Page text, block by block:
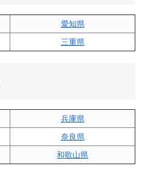
愛知県
三重県
兵庫県
奈良県
和歌山県